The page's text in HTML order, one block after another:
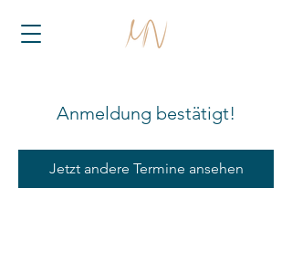
Anmeldung bestätigt!
Jetzt andere Termine ansehen